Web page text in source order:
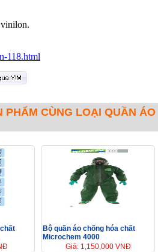
118.html
PHẨM CÙNG LOẠI QUẦN ÁO
Bộ quần áo chống hóa chất
Microchem 4000
Giá: 1,150,000 VNĐ